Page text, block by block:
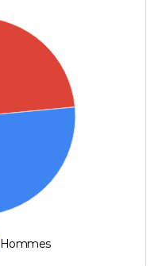
Hommes